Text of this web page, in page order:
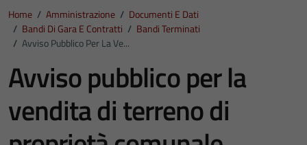
Home / Amministrazione / Documenti E Dati
/ Bandi Di Gara E Contratti / Bandi Terminati
/ Avviso Pubblico Per La Ve...
Avviso pubblico per la
vendita di terreno di